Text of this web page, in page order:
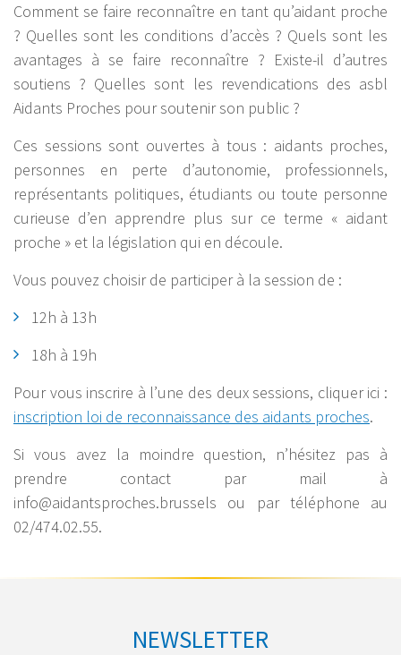
Comment se faire reconnaître en tant qu’aidant proche
? Quelles sont les conditions d’accès ? Quels sont les
avantages à se faire reconnaître ? Existe-il d’autres
soutiens ? Quelles sont les revendications des asbl
Aidants Proches pour soutenir son public ?
Ces sessions sont ouvertes à tous : aidants proches,
personnes en perte d’autonomie, professionnels,
représentants politiques, étudiants ou toute personne
curieuse d’en apprendre plus sur ce terme « aidant
proche » et la législation qui en découle.
Vous pouvez choisir de participer à la session de :
12h à 13h
18h à 19h
Pour vous inscrire à l’une des deux sessions, cliquer ici :
inscription loi de reconnaissance des aidants proches.
Si vous avez la moindre question, n’hésitez pas à
prendre contact par mail à
info@aidantsproches.brussels ou par téléphone au
02/474.02.55.
NEWSLETTER